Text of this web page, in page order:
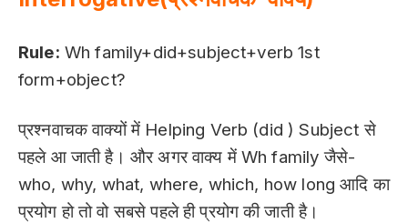
Rule: Wh family+did+subject+verb 1st
form+object?
प्रश्नवाचक वाक्यों में Helping Verb (did ) Subject से
पहले आ जाती है। और अगर वाक्य में Wh family जैसे-
who, why, what, where, which, how long आदि का
प्रयोग हो तो वो सबसे पहले ही प्रयोग की जाती है।